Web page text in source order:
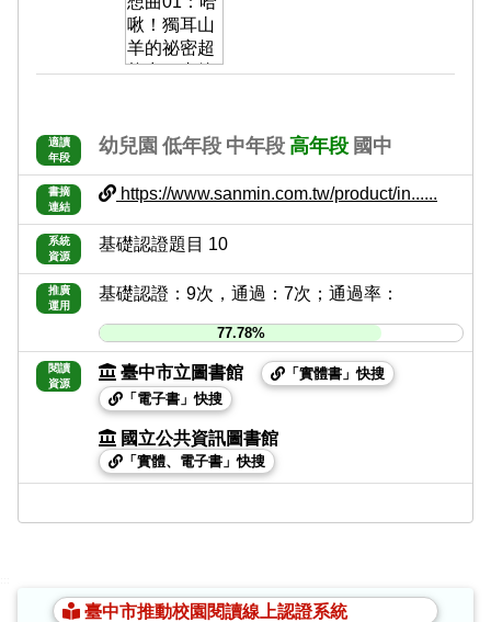
適讀
年段
幼兒園 低年段 中年段 高年段 國中
書摘
連結
https://www.sanmin.com.tw/product/in......
系統
資源
基礎認證題目 10
推廣
運用
基礎認證：9次，通過：7次；通過率：
77.78%
閱讀
資源
臺中市立圖書館
「實體書」快搜
「電子書」快搜
國立公共資訊圖書館
「實體、電子書」快搜
臺中市推動校園閱讀線上認證系統